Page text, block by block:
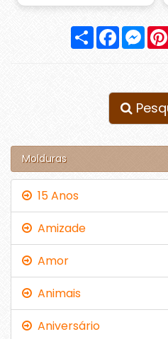
Compartilhar
Facebook
Molduras
15 Anos
Amizade
Amor
Animais
Aniversário